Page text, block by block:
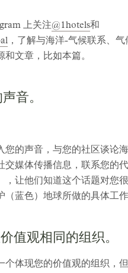
上关注@1hotels和
，了解与海洋-气候联系、
和文章，比如本篇。
音。
您的声音，与您的社区谈论
交媒体传播信息，联系您的
，让他们知道这个话题对您
（蓝色）地球所做的具体工作
值观相同的组织。
个体现您的价值观的组织，